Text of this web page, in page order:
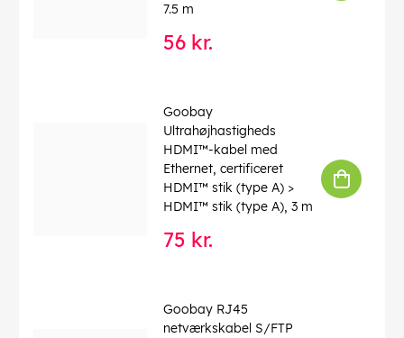
7.5 m
56 kr.
Goobay
Ultrahøjhastigheds
HDMI™-kabel med
Ethernet, certificeret
HDMI™ stik (type A) >
HDMI™ stik (type A), 3 m
75 kr.
Goobay RJ45
netværkskabel S/FTP